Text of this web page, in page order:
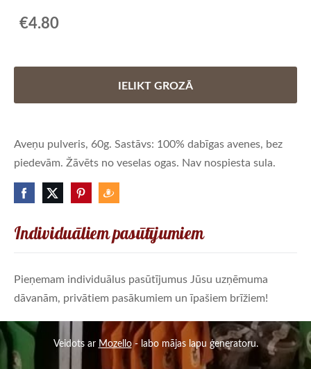
Individuāliem pasūtījumiem
Pieņemam individuālus pasūtījumus Jūsu uzņēmuma
dāvanām, privātiem pasākumiem un īpašiem brīžiem!
€4.80
IELIKT GROZĀ
Aveņu pulveris, 60g. Sastāvs: 100% dabīgas avenes, bez
piedevām. Žāvēts no veselas ogas. Nav nospiesta sula.
Veidots ar Mozello- labo mājas lapu ģeneratoru.